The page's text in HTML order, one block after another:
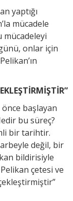
yaptığı
mücadele
mücadeleyi
onlar için
başlayan
bu süreç?
bir tarihtir.
değil, bir
bildirisiyle
çetesi ve